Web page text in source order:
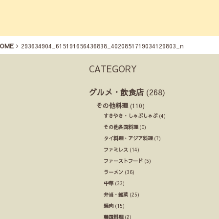
293634904_615191656436838_4020851719034129803_n
CATEGORY
グルメ・飲食店 (268)
その他料理 (110)
すきやき・しゃぶしゃぶ(4)
その他各国料理(0)
タイ料理・アジア料理(7)
ファミレス (14)
ファーストフード (5)
ラーメン (36)
中華(33)
弁当・総菜 (25)
焼肉 (15)
韓国料理(2)